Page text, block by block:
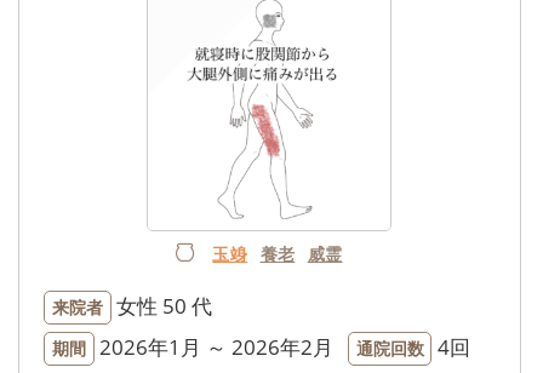
玉竧 養老 威霊
来院者 女性 50 代
期間 2026年1月 ～ 2026年2月 通院回数 4回